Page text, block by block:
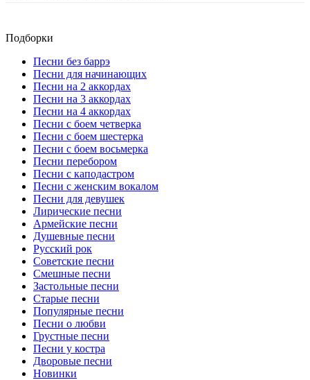
Подборки
Песни без баррэ
Песни для начинающих
Песни на 2 аккордах
Песни на 3 аккордах
Песни на 4 аккордах
Песни с боем четверка
Песни с боем шестерка
Песни с боем восьмерка
Песни перебором
Песни с каподастром
Песни с женским вокалом
Песни для девушек
Лирические песни
Армейские песни
Душевные песни
Русский рок
Советские песни
Смешные песни
Застольные песни
Старые песни
Популярные песни
Песни о любви
Грустные песни
Песни у костра
Дворовые песни
Новинки